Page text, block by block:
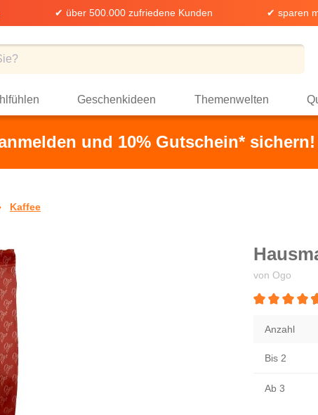
✔ über 500.000 zufriedene Kunden ✔ sparen
Geschenkideen Themenwelten
und 10% Gutschein*
Kaffee
von Ogo
Anzahl
Bis 2
Ab 3